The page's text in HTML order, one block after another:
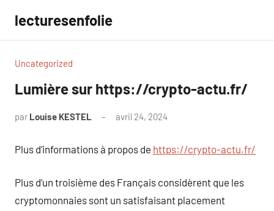
contenu
lecturesenfolie
Uncategorized
Lumière sur https://crypto-actu.fr/
par Louise KESTEL avril 24, 2024
Plus d’informations à propos de https://crypto-actu.fr/
Plus d’un troisième des Français considèrent que les
cryptomonnaies sont un satisfaisant placement